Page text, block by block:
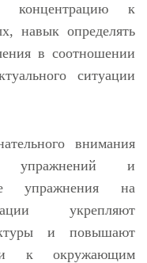
концентрацию к
навык определять
в соотношении
ситуации
внимания
упражнений и
упражнения на
укрепляют
и повышают
к окружающим